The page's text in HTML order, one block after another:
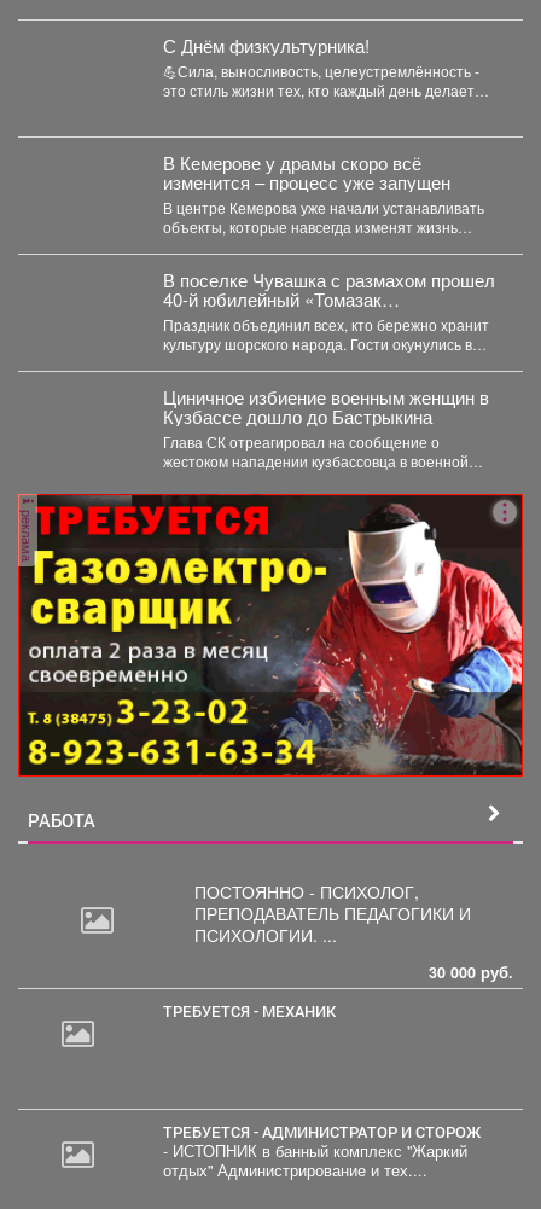
С Днём физкультурника!
💪Сила, выносливость, целеустремлённость -
это стиль жизни тех, кто каждый день делает
В Кемерове у драмы скоро всё
изменится – процесс уже запущен
В центре Кемерова уже начали устанавливать
объекты, которые навсегда изменят жизнь
В поселке Чувашка с размахом прошел
40-й юбилейный «Томазак
Пайрам-2026».
Праздник объединил всех, кто бережно хранит
культуру шорского народа. Гости окунулись в
Циничное избиение военным женщин в
Кузбассе дошло до Бастрыкина
Глава СК отреагировал на сообщение о
жестоком нападении кузбассовца в военной
реклама
РАБОТА
ПОСТОЯННО - ПСИХОЛОГ,
ПРЕПОДАВАТЕЛЬ ПЕДАГОГИКИ И
ПСИХОЛОГИИ. ...
30 000 руб.
ТРЕБУЕТСЯ - МЕХАНИК
ТРЕБУЕТСЯ - АДМИНИСТРАТОР И СТОРОЖ
- ИСТОПНИК в банный комплекс "Жаркий
отдых" Администрирование и тех....